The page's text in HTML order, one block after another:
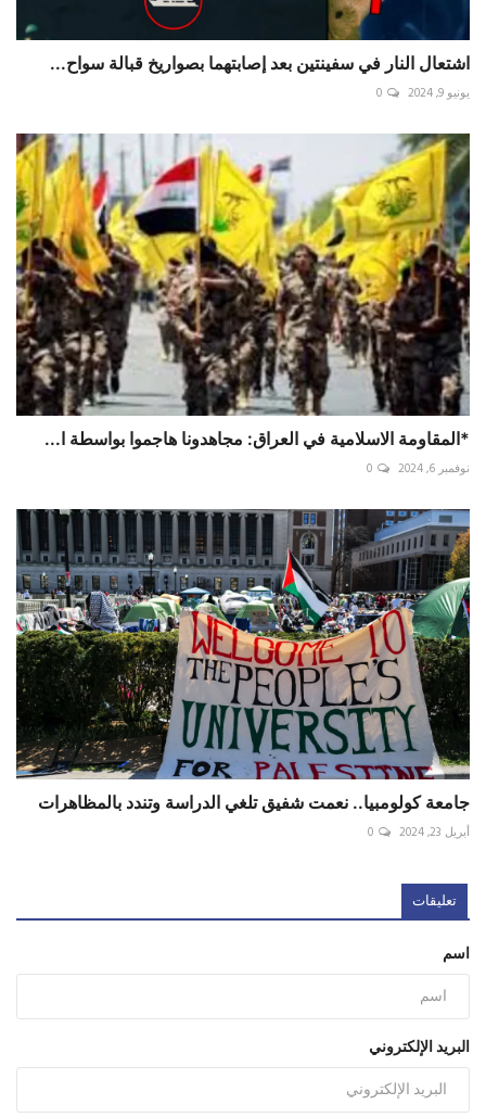
اشتعال النار في سفينتين بعد إصابتهما بصواريخ قبالة سواح...
يونيو 9, 2024 0
*المقاومة الاسلامية في العراق: مجاهدونا هاجموا بواسطة ا...
نوفمبر 6, 2024 0
جامعة كولومبيا.. نعمت شفيق تلغي الدراسة وتندد بالمظاهرات
أبريل 23, 2024 0
تعليقات
اسم
البريد الإلكتروني